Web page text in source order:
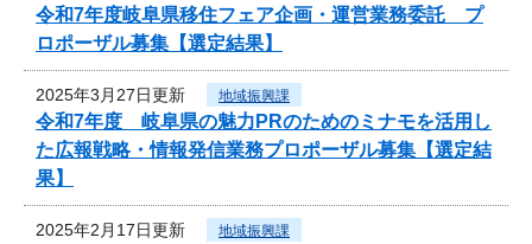
令和7年度岐阜県移住フェア企画・運営業務委託 プ
ロポーザル募集【選定結果】
2025年3月27日更新 地域振興課
令和7年度 岐阜県の魅力PRのためのミナモを活用し
た広報戦略・情報発信業務プロポーザル募集【選定結
果】
2025年2月17日更新 地域振興課